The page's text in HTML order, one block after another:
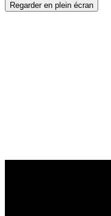
Regarder en plein écran